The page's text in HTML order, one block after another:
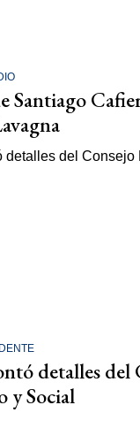
Santiago
detalles del
y Social